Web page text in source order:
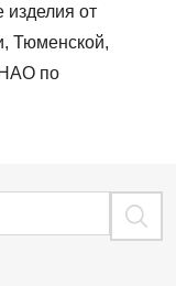
изделия от
Тюменской,
по